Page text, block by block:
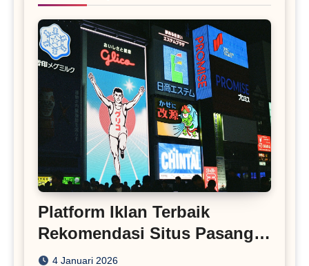
Platform Iklan Terbaik
Rekomendasi Situs Pasang
Iklan
4 Januari 2026